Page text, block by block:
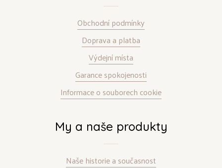
Obchodní podmínky
Doprava a platba
Výdejní místa
Garance spokojenosti
Informace o souborech cookie
My a naše produkty
Naše historie a současnost